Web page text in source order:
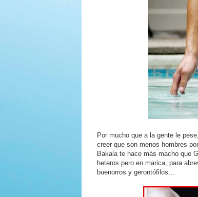
Por mucho que a la gente le
creer que son menos hombres
Bakala te hace más macho que
heteros pero en marica, para
buenorros y gerontófilos…